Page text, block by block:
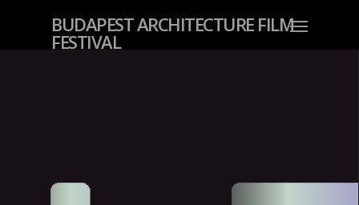
BUDAPEST ARCHITECTURE FILM
FESTIVAL